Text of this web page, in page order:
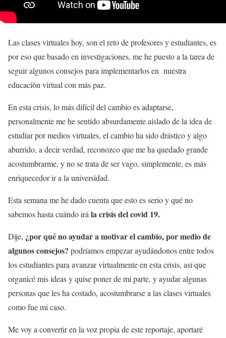
Las clases virtuales hoy, son el reto de profesores y estudiantes, es
por eso que basado en investigaciones, me he puesto a la tarea de
seguir algunos consejos para implementarlos en nuestra
educaciòn virtual con más paz.
En esta crisis, lo más difícil del cambio es adaptarse,
personalmente me he sentido absurdamente aislado de la idea de
estudiar por medios virtuales, el cambio ha sido drástico y algo
aburrido, a decir verdad, reconozco que me ha quedado grande
acostumbrarme, y no se trata de ser vago, simplemente, es más
enriquecedor ir a la universidad.
Esta semana me he dado cuenta que esto es serio y qué no
sabemos hasta cuándo irá la crisis del covid 19.
Dije, ¿por qué no ayudar a motivar el cambio, por medio de
algunos consejos? podríamos empezar ayudándonos entre todos
los estudiantes para avanzar virtualmente en esta crisis, así que
organicé mis ideas y quise poner de mi parte, y ayudar algunas
personas que les ha costado, acostumbrarse a las clases virtuales
como fue mi caso.
Me voy a convertir en la voz propia de este reportaje, aportaré